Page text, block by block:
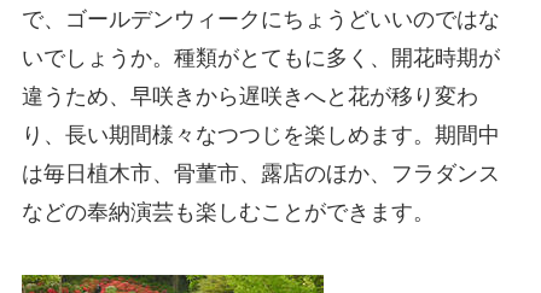
で、ゴールデンウィークにちょうどいいのではな
いでしょうか。種類がとてもに多く、開花時期が
違うため、早咲きから遅咲きへと花が移り変わ
り、長い期間様々なつつじを楽しめます。期間中
は毎日植木市、骨董市、露店のほか、フラダンス
などの奉納演芸も楽しむことができます。